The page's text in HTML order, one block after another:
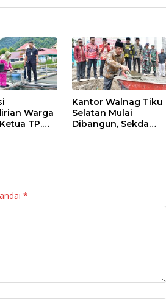
Warga
TP.
Kantor Walnag Tiku
Selatan Mulai
Dibangun, Sekda
*